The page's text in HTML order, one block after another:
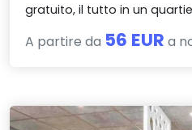
gratuito, il tutto in un
A partire da 56 EUR a